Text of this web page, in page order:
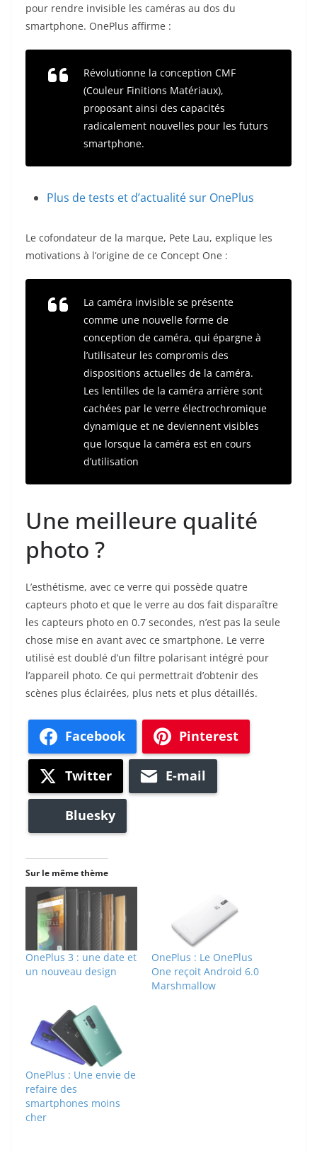
pour rendre invisible les caméras au dos du
smartphone. OnePlus affirme :
Révolutionne la conception CMF
(Couleur Finitions Matériaux),
proposant ainsi des capacités
radicalement nouvelles pour les futurs
smartphone.
Plus de tests et d’actualité sur OnePlus
Le cofondateur de la marque, Pete Lau, explique les
motivations à l’origine de ce Concept One :
La caméra invisible se présente
comme une nouvelle forme de
conception de caméra, qui épargne à
l’utilisateur les compromis des
dispositions actuelles de la caméra.
Les lentilles de la caméra arrière sont
cachées par le verre électrochromique
dynamique et ne deviennent visibles
que lorsque la caméra est en cours
d’utilisation
Une meilleure qualité
photo ?
L’esthétisme, avec ce verre qui possède quatre
capteurs photo et que le verre au dos fait disparaître
les capteurs photo en 0.7 secondes, n’est pas la seule
chose mise en avant avec ce smartphone. Le verre
utilisé est doublé d’un filtre polarisant intégré pour
l’appareil photo. Ce qui permettrait d’obtenir des
scènes plus éclairées, plus nets et plus détaillés.
Facebook Pinterest
Twitter E-mail
Bluesky
Sur le même thème
OnePlus 3 : une date et
un nouveau design
OnePlus : Le OnePlus
One reçoit Android 6.0
Marshmallow
OnePlus : Une envie de
refaire des
smartphones moins
cher